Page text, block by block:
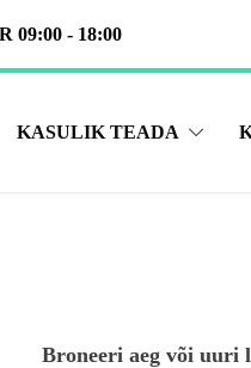
­09:00 - 18:00
KASULIK TEADA
Broneeri aeg või uuri